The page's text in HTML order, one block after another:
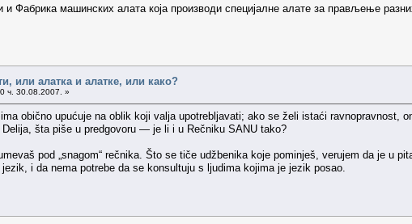
и Фабрика машинских алата која производи специјалне алате за прављење
или алатка и алатке, или како?
ч. 30.08.2007. »
obično upućuje na oblik koji valja upotrebljavati; ako se želi istaći ravnopravnost,
šta piše u predgovoru — je li i u Rečniku SANU tako?
pod „snagom“ rečnika. Što se tiče udžbenika koje pominješ, verujem da je u
i da nema potrebe da se konsultuju s ljudima kojima je jezik posao.